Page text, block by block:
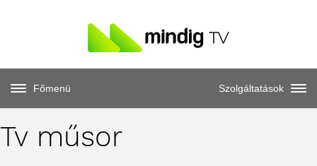
Főmenü Szolgáltatások
Tv műsor